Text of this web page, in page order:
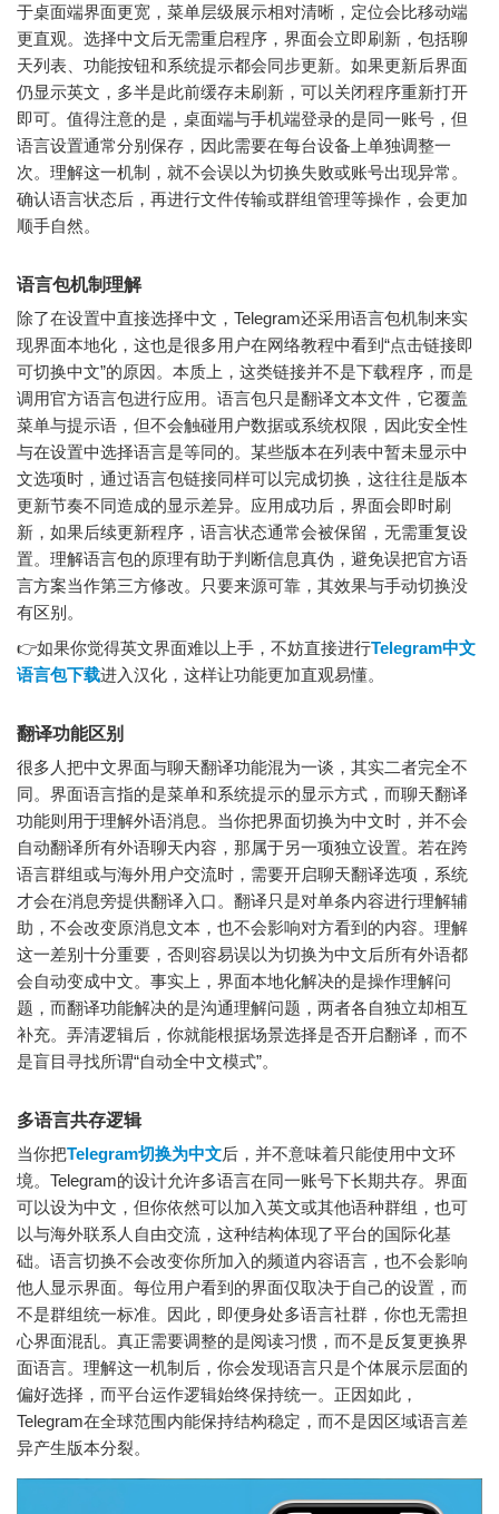
于桌面端界面更宽，菜单层级展示相对清晰，定位会比移动端
更直观。选择中文后无需重启程序，界面会立即刷新，包括聊
天列表、功能按钮和系统提示都会同步更新。如果更新后界面
仍显示英文，多半是此前缓存未刷新，可以关闭程序重新打开
即可。值得注意的是，桌面端与手机端登录的是同一账号，但
语言设置通常分别保存，因此需要在每台设备上单独调整一
次。理解这一机制，就不会误以为切换失败或账号出现异常。
确认语言状态后，再进行文件传输或群组管理等操作，会更加
顺手自然。
语言包机制理解
除了在设置中直接选择中文，Telegram还采用语言包机制来实
现界面本地化，这也是很多用户在网络教程中看到“点击链接即
可切换中文”的原因。本质上，这类链接并不是下载程序，而是
调用官方语言包进行应用。语言包只是翻译文本文件，它覆盖
菜单与提示语，但不会触碰用户数据或系统权限，因此安全性
与在设置中选择语言是等同的。某些版本在列表中暂未显示中
文选项时，通过语言包链接同样可以完成切换，这往往是版本
更新节奏不同造成的显示差异。应用成功后，界面会即时刷
新，如果后续更新程序，语言状态通常会被保留，无需重复设
置。理解语言包的原理有助于判断信息真伪，避免误把官方语
言方案当作第三方修改。只要来源可靠，其效果与手动切换没
有区别。
👉如果你觉得英文界面难以上手，不妨直接进行Telegram中文
语言包下载进入汉化，这样让功能更加直观易懂。
翻译功能区别
很多人把中文界面与聊天翻译功能混为一谈，其实二者完全不
同。界面语言指的是菜单和系统提示的显示方式，而聊天翻译
功能则用于理解外语消息。当你把界面切换为中文时，并不会
自动翻译所有外语聊天内容，那属于另一项独立设置。若在跨
语言群组或与海外用户交流时，需要开启聊天翻译选项，系统
才会在消息旁提供翻译入口。翻译只是对单条内容进行理解辅
助，不会改变原消息文本，也不会影响对方看到的内容。理解
这一差别十分重要，否则容易误以为切换为中文后所有外语都
会自动变成中文。事实上，界面本地化解决的是操作理解问
题，而翻译功能解决的是沟通理解问题，两者各自独立却相互
补充。弄清逻辑后，你就能根据场景选择是否开启翻译，而不
是盲目寻找所谓“自动全中文模式”。
多语言共存逻辑
当你把Telegram切换为中文后，并不意味着只能使用中文环
境。Telegram的设计允许多语言在同一账号下长期共存。界面
可以设为中文，但你依然可以加入英文或其他语种群组，也可
以与海外联系人自由交流，这种结构体现了平台的国际化基
础。语言切换不会改变你所加入的频道内容语言，也不会影响
他人显示界面。每位用户看到的界面仅取决于自己的设置，而
不是群组统一标准。因此，即便身处多语言社群，你也无需担
心界面混乱。真正需要调整的是阅读习惯，而不是反复更换界
面语言。理解这一机制后，你会发现语言只是个体展示层面的
偏好选择，而平台运作逻辑始终保持统一。正因如此，
Telegram在全球范围内能保持结构稳定，而不是因区域语言差
异产生版本分裂。